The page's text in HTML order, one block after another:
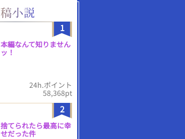
1
本編なんて知りません
ッ！
24h.ポイント
58,368pt
2
捨てられたら最高に幸
せだった件